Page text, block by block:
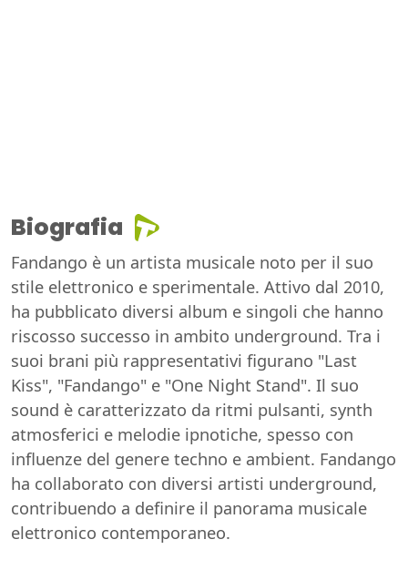
Biografia
Fandango è un artista musicale noto per il suo
stile elettronico e sperimentale. Attivo dal 2010,
ha pubblicato diversi album e singoli che hanno
riscosso successo in ambito underground. Tra i
suoi brani più rappresentativi figurano "Last
Kiss", "Fandango" e "One Night Stand". Il suo
sound è caratterizzato da ritmi pulsanti, synth
atmosferici e melodie ipnotiche, spesso con
influenze del genere techno e ambient. Fandango
ha collaborato con diversi artisti underground,
contribuendo a definire il panorama musicale
elettronico contemporaneo.